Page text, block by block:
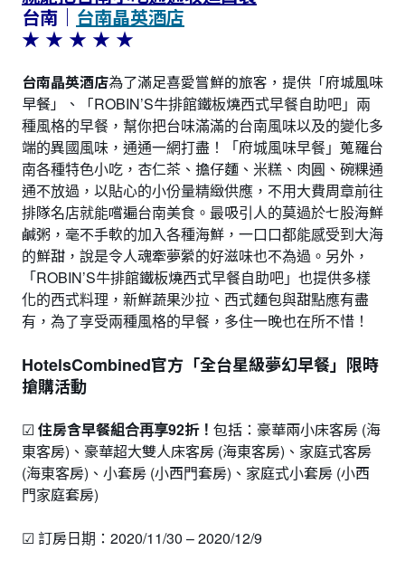
台南｜ 台南晶英酒店
★ ★ ★ ★ ★
台南晶英酒店為了滿足喜愛嘗鮮的旅客，提供「府城風味
早餐」、「ROBIN’S牛排館鐵板燒西式早餐自助吧」兩
種風格的早餐，幫你把台味滿滿的台南風味以及的變化多
端的異國風味，通通一網打盡！「府城風味早餐」蒐羅台
南各種特色小吃，杏仁茶、擔仔麵、米糕、肉圓、碗粿通
通不放過，以貼心的小份量精緻供應，不用大費周章前往
排隊名店就能嚐遍台南美食。最吸引人的莫過於七股海鮮
鹹粥，毫不手軟的加入各種海鮮，一口口都能感受到大海
的鮮甜，說是令人魂牽夢縈的好滋味也不為過。另外，
「ROBIN’S牛排館鐵板燒西式早餐自助吧」也提供多樣
化的西式料理，新鮮蔬果沙拉、西式麵包與甜點應有盡
有，為了享受兩種風格的早餐，多住一晚也在所不惜！
HotelsCombined官方「全台星級夢幻早餐」限時
搶購活動
☑ 住房含早餐組合再享92折！ 包括：豪華兩小床客房 (海
東客房)、豪華超大雙人床客房 (海東客房)、家庭式客房
(海東客房)、小套房 (小西門套房)、家庭式小套房 (小西
門家庭套房)
☑ 訂房日期：2020/11/30 – 2020/12/9